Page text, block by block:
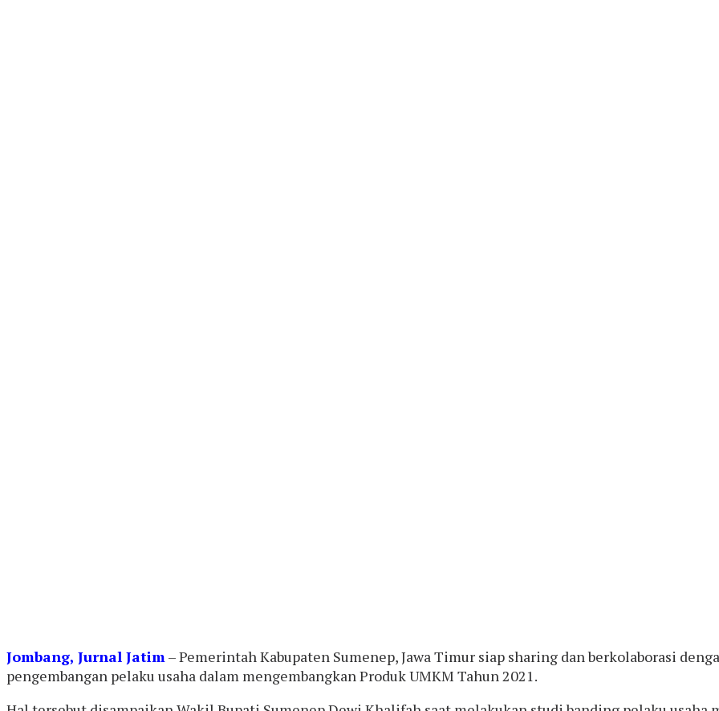
Jombang, Jurnal Jatim – Pemerintah Kabupaten Sumenep, Jawa Timur siap sharing dan berkolaborasi
pengembangan pelaku usaha dalam mengembangkan Produk UMKM Tahun 2021.